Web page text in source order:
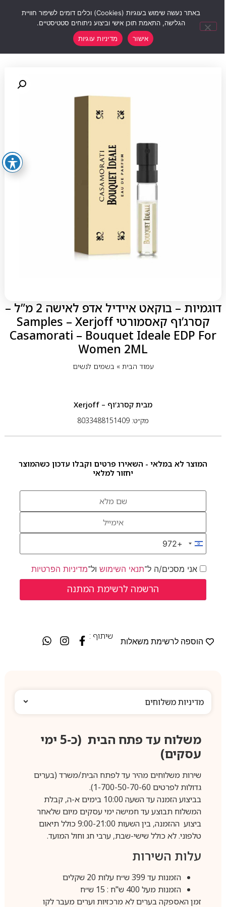
דוגמיות – בוקאט איידיל אדפ לאישה 2 מ”ל –
קסרג’וף קאסמורטי Samples – Xerjoff
Casamorati – Bouquet Ideale EDP For
Women 2ML
עמוד הבית» בשמים לנשים
מבית קסרג’וף – Xerjoff
מק״ט: 8033488151409
המוצר לא במלאי - השאירו פרטים וקבלו עדכון כשהמוצר
יחזור למלאי
Israel +972
+972
אני מסכים/ה ל־תנאי השימושול־מדיניות הפרטיות
הוספה לרשימת משאלות
שיתוף :
מדיניות משלוחים
משלוח עד פתח הבית (כ-5 ימי
עסקים)
שירות משלוחים מהיר עד לפתח הבית/משרד (בערים
גדולות לפרטים 1-700-50-70-60).
בביצוע הזמנה עד השעה 10:00 בימים א-ה, קבלת
המשלוח תבוצע עד חמישה ימי עסקים מיום שלאחר
ביצוע ההזמנה, בין השעות 9:00-21:00 כולל תיאום
טלפוני. לא כולל שישי-שבת, ערבי חג וחול המועד.
עלות השירות
הזמנות עד 399 ש״ח עלות 20 שקלים
הזמנות מעל 400 ש"ח : 15 ש״ח
זמן האספקה בערים לא מרכזיות וערים מעבר לקו
באתר נעשה שימוש בעוגיות (Cookies) וכלים דומים לשיפור חוויית
הגלישה, התאמת תוכן אישי וביצוע ניתוחים סטטיסטיים.
אישור
מדיניות עוגיות